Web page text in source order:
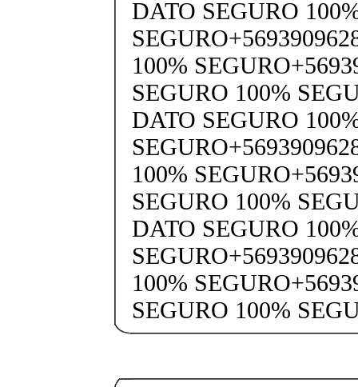
DATO SEGURO
100%
SEGURO 100%
DATO SEGURO
100%
SEGURO 100%
DATO SEGURO
100%
SEGURO 100%